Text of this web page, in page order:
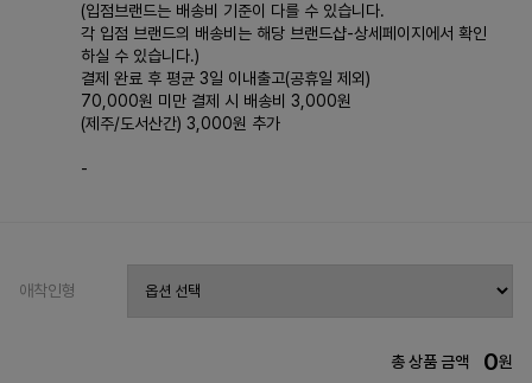
(입점브랜드는 배송비 기준이 다를 수 있습니다.
각 입점 브랜드의 배송비는 해당 브랜드샵-상세페이지에서 확인
하실 수 있습니다.)
결제 완료 후 평균 3일 이내출고(공휴일 제외)
70,000원 미만 결제 시 배송비 3,000원
(제주/도서산간) 3,000원 추가
-
애착인형
총 상품 금액 0원